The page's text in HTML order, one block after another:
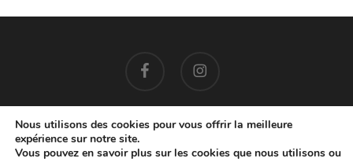
EMAIL: contact@cocoonbis.com
© 2026 Cocoon Bis.Mentions Légales-Confidentialité-CGV
Nous utilisons des cookies pour vous offrir la meilleure
expérience sur notre site.
Vous pouvez en savoir plus sur les cookies que nous utilisons ou